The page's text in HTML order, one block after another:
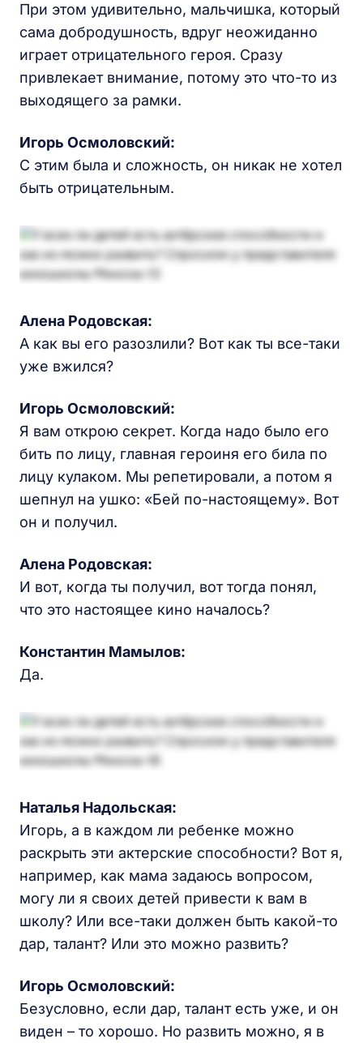
При этом удивительно, мальчишка, который
сама добродушность, вдруг неожиданно
играет отрицательного героя. Сразу
привлекает внимание, потому это что-то из
выходящего за рамки.
Игорь Осмоловский:
С этим была и сложность, он никак не хотел
быть отрицательным.
Алена Родовская:
А как вы его разозлили? Вот как ты все-таки
уже вжился?
Игорь Осмоловский:
Я вам открою секрет. Когда надо было его
бить по лицу, главная героиня его била по
лицу кулаком. Мы репетировали, а потом я
шепнул на ушко: «Бей по-настоящему». Вот
он и получил.
Алена Родовская:
И вот, когда ты получил, вот тогда понял,
что это настоящее кино началось?
Константин Мамылов:
Да.
Наталья Надольская:
Игорь, а в каждом ли ребенке можно
раскрыть эти актерские способности? Вот я,
например, как мама задаюсь вопросом,
могу ли я своих детей привести к вам в
школу? Или все-таки должен быть какой-то
дар, талант? Или это можно развить?
Игорь Осмоловский:
Безусловно, если дар, талант есть уже, и он
виден – то хорошо. Но развить можно, я в